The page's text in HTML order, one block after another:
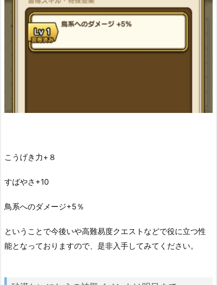
こうげき力+８
すばやさ+10
鳥系へのダメージ+5％
ということで今後いや高難易度クエストなどで役に立つ性
能となっておりますので、是非入手してみてください。